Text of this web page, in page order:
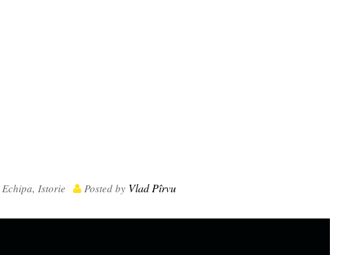
Echipa, Istorie Posted by Vlad Pîrvu